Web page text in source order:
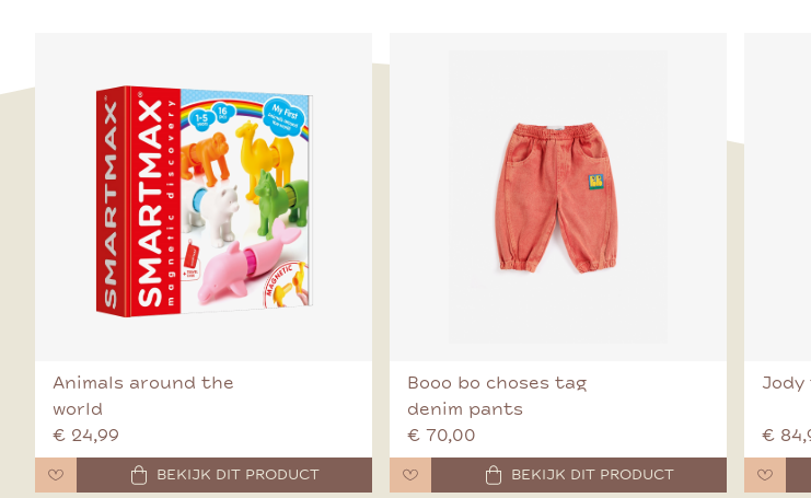
Animals around the
world
€ 24,99
BEKIJK DIT PRODUCT
Booo bo choses tag
denim pants
€ 70,00
BEKIJK DIT PRODUCT
€